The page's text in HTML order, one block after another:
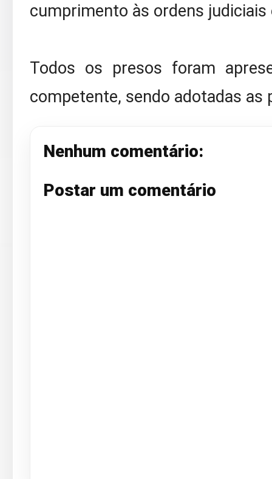
cumprimento às ordens
Todos os presos foram
competente, sendo adotadas as
Nenhum comentário:
Postar um comentário